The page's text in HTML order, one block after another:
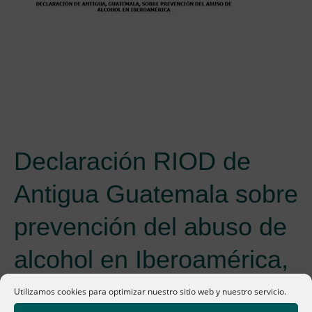
Utilizamos cookies para optimizar nuestro sitio web y nuestro servicio.
Declaración RIOD de
Antigua Guatemala sobre
prevención del abuso de
alcohol en Iberoamérica,
2003